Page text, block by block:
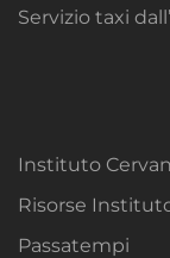
Servizio taxi
Instituto
Risorse
Passatempi